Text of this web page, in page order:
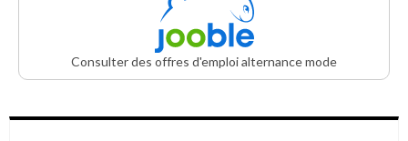
Consulter des offres d'emploi alternance mode